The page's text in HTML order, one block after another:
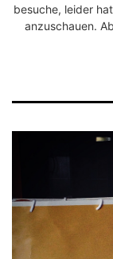
besuche, leider
anzuschauen.